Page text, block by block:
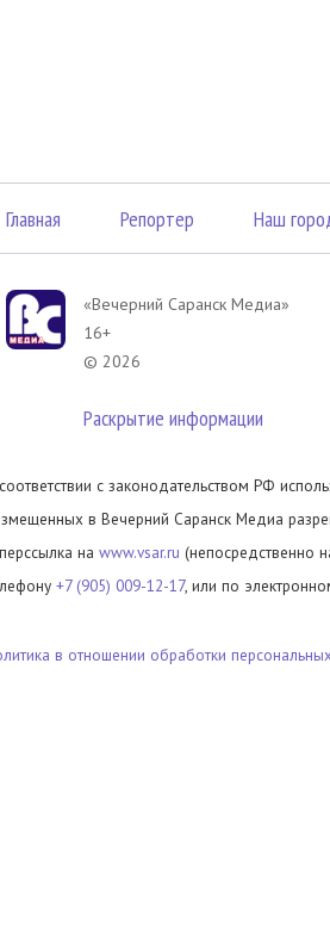
Главная Репортер Наш
«Вечерний Саранск Mедиа»
16+
© 2026
Раскрытие информации
с законодательством РФ
в Вечерний Саранск Медиа
на www.vsar.ru (непосредственно
+7 (905) 009-12-17, или по
в отношении обработки